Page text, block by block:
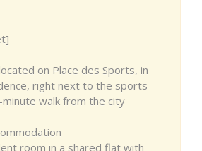
on Place des Sports, in
right next to the sports
walk from the city
room in a shared flat with